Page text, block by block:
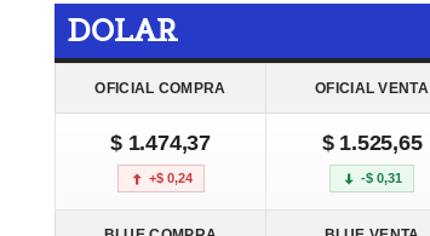
DOLAR
OFICIAL COMPRA OFICIAL VENTA
$ 1.474,37
+$ 0,24
$ 1.525,65
-$ 0,31